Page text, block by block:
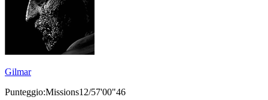
Gilmar
Punteggio:Missions12/57'00"46